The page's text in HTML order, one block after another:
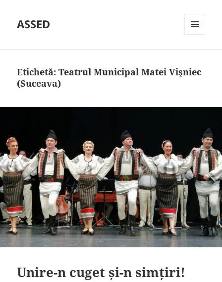
ASSED
Etichetă:Teatrul Municipal Matei Vişniec
(Suceava)
Unire-n cuget și-n simțiri!